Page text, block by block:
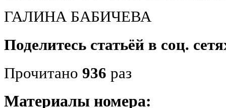
ГАЛИНА БАБИЧЕВА
Поделитесь статьёй в соц.
Прочитано 936 раз
Материалы номера: